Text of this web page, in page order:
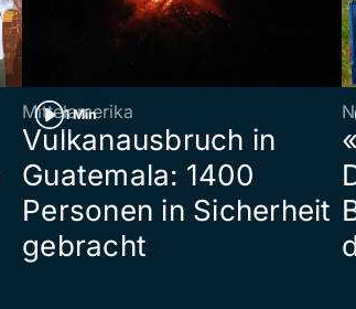
1 Min
Mittelamerika
Vulkanausbruch in
Guatemala: 1400
Personen in Sicherheit
gebracht